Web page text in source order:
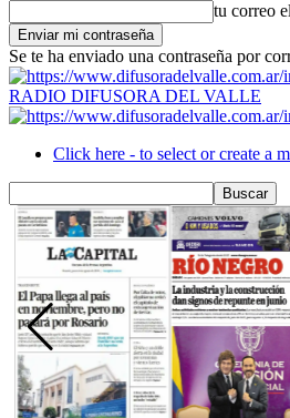
tu correo
Se te ha enviado una contraseña por
RADIO DIFUSORA DEL VALLE
Click here - to select or create a